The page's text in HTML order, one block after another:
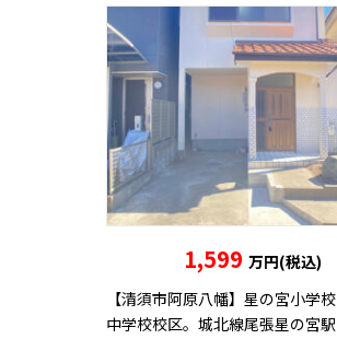
1,599 万円(税込)
【清須市阿原八幡】星の宮小学
中学校校区。城北線尾張星の宮